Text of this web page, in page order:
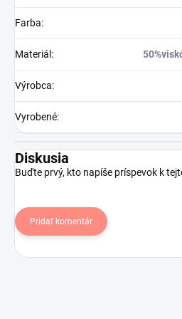
Farba:
Materiál :
Výrobca:
Vyrobené:
Diskusia
Buďte prvý, kto napíše príspevok k
Pridať komentár